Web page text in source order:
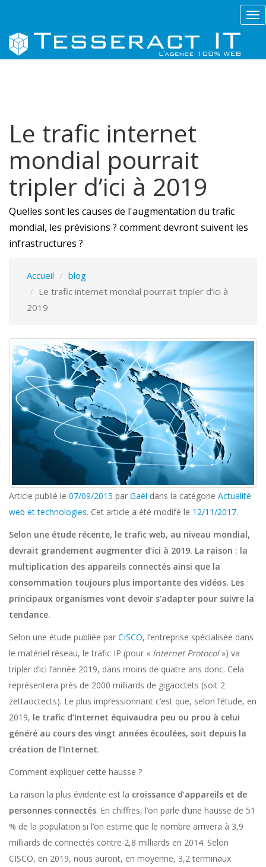
Le trafic internet
mondial pourrait
tripler d’ici à 2019
Quelles sont les causes de l'augmentation du trafic
mondial, les prévisions ? comment devront suivent les
infrastructures ?
Accueil
blog
Le trafic internet mondial pourrait tripler d’ici à
2019
Article publié le 07/09/2015 par Gaël dans la catégorie Actualité
web et technologies. Cet article a été modifé le 12/11/2017.
Selon une étude récente, le trafic web, au niveau mondial,
devrait grandement augmenter d’ici à 2019. La raison : la
multiplication des appareils connectés ainsi que la
consommation toujours plus importante des vidéos. Les
principaux organismes vont devoir s’adapter pour suivre la
tendance.
Selon une étude publiée par CISCO, l’entreprise spécialisée dans
le matériel réseau, le trafic IP (pour « Internet Protocol») va
tripler d’ici l’année 2019, dans moins de quatre ans donc. Cela
représentera près de 2000 milliards de gigaoctets (soit 2
zettaoctects). Le plus impressionnant c’est que, selon l’étude, en
2019, le trafic d’Internet équivaudra peu ou prou à celui
généré au cours des vingt années écoulées, soit depuis la
création de l’Internet.
Comment expliquer cette hausse ?
La raison la plus évidente est la croissance d’appareils et de
personnes connectés. En chiffres, l’on parle d’une hausse de 51
% de la population si l’on estime que le nombre arrivera à 3,9
milliards de connectés contre 2,8 milliards en 2014. Selon
CISCO, en 2019, nous auront, en moyenne, 3,2 terminaux